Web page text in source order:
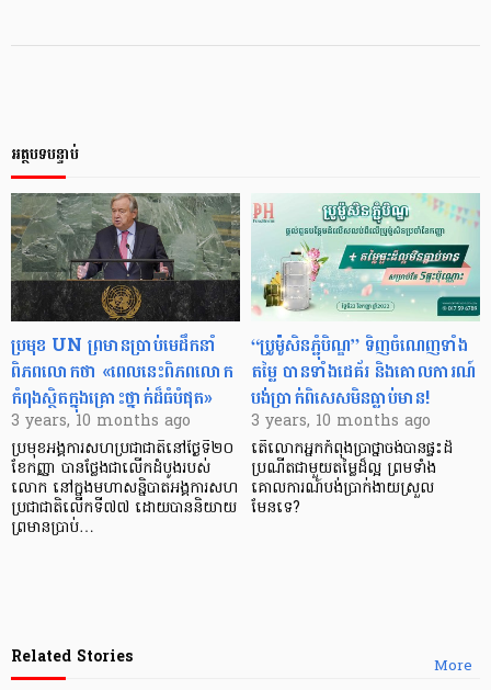
អត្ថបទបន្ទាប់
ប្រមុខ UN ព្រមានប្រាប់មេដឹកនាំ
ពិភពលោកថា «ពេលនេះពិភពលោក
កំពុងស្ថិតក្នុងគ្រោះថ្នាក់ដ៏ធំបំផុត»
3 years, 10 months ago
ប្រមុខអង្គការសហប្រជាជាតិនៅថ្ងៃទី២០
ខែកញ្ញា បានថ្លែងជាលើកដំបូងរបស់
លោក នៅក្នុងមហាសន្និបាតអង្គការសហ
ប្រជាជាតិលើកទី៧៧ ដោយបាននិយាយ
ព្រមានប្រាប់…
“ប្រូម៉ូសិនភ្ជុំបិណ្ឌ” ទិញចំណេញទាំង
តម្លៃ បានទាំងដេគ័រ និងគោលការណ៍
បង់ប្រាក់ពិសេសមិនធ្លាប់មាន!
3 years, 10 months ago
តើលោកអ្នកកំពុងប្រាថ្នាចង់បានផ្ទះដ៏
ប្រណីតជាមួយតម្លៃដ៏ល្អ ព្រមទាំង
គោលការណ៍បង់ប្រាក់ងាយស្រួល
មែនទេ?
More
Related Stories